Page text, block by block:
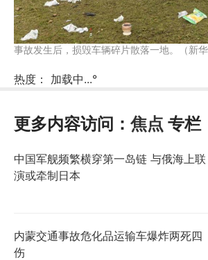
事故发生后，损毁车辆碎片散落一地。（新华
热度： 加载中...°
更多内容访问： 焦点 专栏
中国军舰频繁横穿第一岛链 与俄海上联
演或牵制日本
内蒙交通事故危化品运输车爆炸两死四
伤